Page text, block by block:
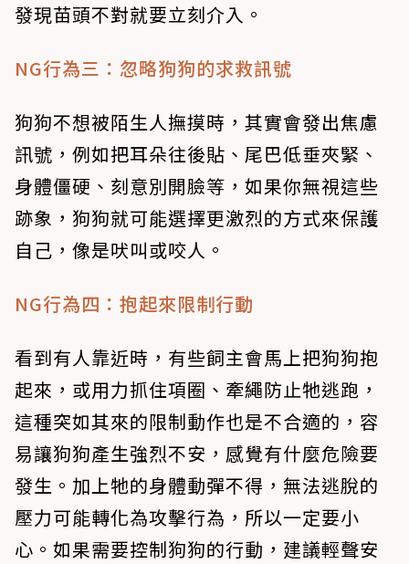
發現苗頭不對就要立刻介入。
NG行為三：忽略狗狗的求救訊號
狗狗不想被陌生人撫摸時，其實會發出焦慮
訊號，例如把耳朵往後貼、尾巴低垂夾緊、
身體僵硬、刻意別開臉等，如果你無視這些
跡象，狗狗就可能選擇更激烈的方式來保護
自己，像是吠叫或咬人。
NG行為四：抱起來限制行動
看到有人靠近時，有些飼主會馬上把狗狗抱
起來，或用力抓住項圈、牽繩防止牠逃跑，
這種突如其來的限制動作也是不合適的，容
易讓狗狗產生強烈不安，感覺有什麼危險要
發生。加上牠的身體動彈不得，無法逃脫的
壓力可能轉化為攻擊行為，所以一定要小
心。如果需要控制狗狗的行動，建議輕聲安